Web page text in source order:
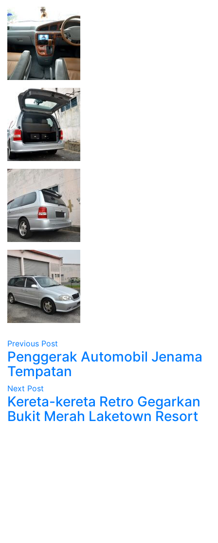
Previous Post
Penggerak Automobil Jenama
Tempatan
Next Post
Kereta-kereta Retro Gegarkan
Bukit Merah Laketown Resort